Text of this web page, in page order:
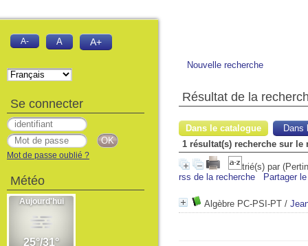
Nouvelle recherche
Résultat de la
Dans le catalogue
Dans
1 résultat(s) recherche sur
trié(s) par
rss de la recherche
Partager
Algèbre PC-PSI-PT /
A- A A+
Se connecter
Mot de passe oublié ?
Météo